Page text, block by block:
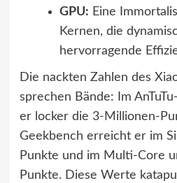
GPU: Eine
Kernen, die
hervorragende
Die nackten Zahlen des
sprechen Bände: Im
er locker die 3-Millionen-
Geekbench erreicht er im
Punkte und im Multi-Core
Punkte. Diese Werte